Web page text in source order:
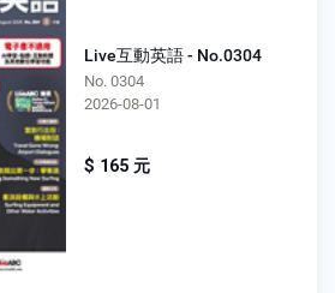
Live互動英語 - No.0304
No. 0304
2026-08-01
$ 165 元